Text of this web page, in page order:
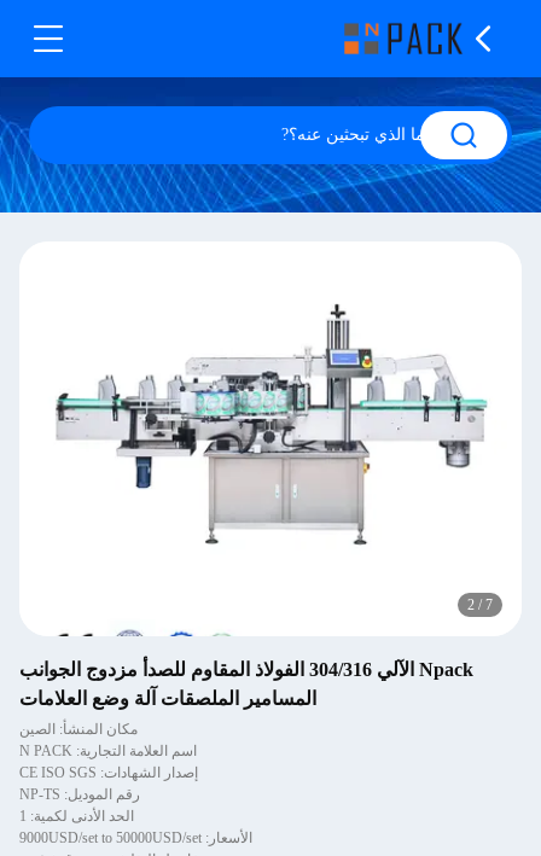
2 / 7
Npack الآلي 304/316 الفولاذ المقاوم للصدأ مزدوج الجوانب
المسامير الملصقات آلة وضع العلامات
مكان المنشأ: الصين
اسم العلامة التجارية: N PACK
إصدار الشهادات: CE ISO SGS
رقم الموديل: NP-TS
الحد الأدنى لكمية: 1
الأسعار: 9000USD/set to 50000USD/set